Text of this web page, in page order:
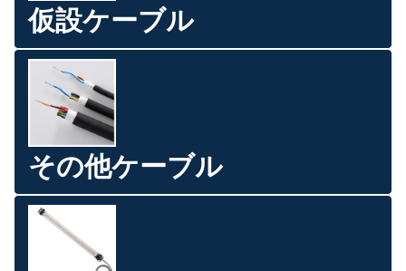
仮設ケーブル
その他ケーブル